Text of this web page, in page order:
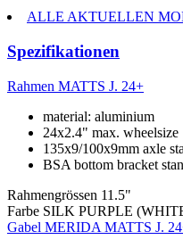
ALLE AKTUELLEN
Spezifikationen
Rahmen MATTS J. 24+
material: aluminium
24x2.4" max. wheelsize
135x9/100x9mm axle
BSA bottom bracket
Rahmengrössen 11.5"
Farbe SILK PURPLE
Gabel MERIDA MATTS J.